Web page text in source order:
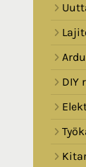
DIY